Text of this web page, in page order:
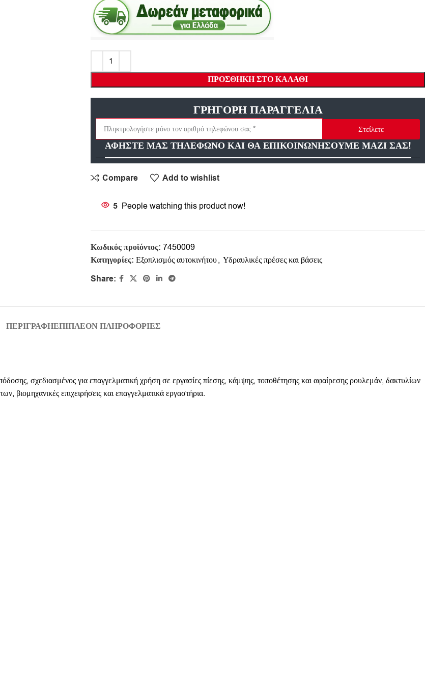
ΠΡΟΣΘΉΚΗ ΣΤΟ ΚΑΛΆΘΙ
ΓΡΗΓΟΡΗ ΠΑΡΑΓΓΕΛΙΑ
Στείλετε
ΑΦΗΣΤΕ ΜΑΣ ΤΗΛΕΦΩΝΟ ΚΑΙ ΘΑ ΕΠΙΚΟΙΝΩΝΗΣΟΥΜΕ ΜΑΖΙ ΣΑΣ!
Compare Add to wishlist
5 People watching this product now!
Κωδικός προϊόντος: 7450009
Κατηγορίες: Εξοπλισμός αυτοκινήτου, Υδραυλικές πρέσες και βάσεις
Share:
ΠΕΡΙΓΡΑΦΉΕΠΙΠΛΈΟΝ ΠΛΗΡΟΦΟΡΊΕΣ
σχεδιασμένος για επαγγελματική χρήση σε εργασίες πίεσης, κάμψης, τοποθέτησης και αφαίρεσης ρουλεμάν, δακτυλίων
βιομηχανικές επιχειρήσεις και επαγγελματικά εργαστήρια.